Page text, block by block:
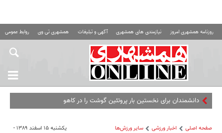
روزنامه همشهری امروز نیازمندی های همشهری آگهی و تبلیغات همشهری تی وی روابط عمومی
دانشمندان برای نخستین بار پروتئین گوشت را در کاهو تولید کردند
صفحه اصلی اخبار ورزشی ساير ورزش‌ها یکشنبه ۱۵ اسفند ۱۳۸۹ -